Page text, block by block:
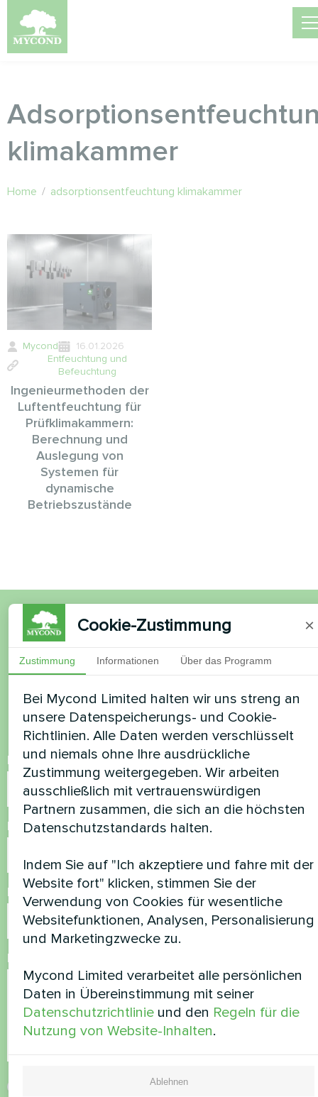
klimakammer
Home / adsorptionsentfeuchtung klimakammer
Mycond
16.01.2026
Entfeuchtung und
Befeuchtung
Ingenieurmethoden der
Luftentfeuchtung für
Prüfklimakammern:
Berechnung und
Auslegung von
Systemen für
dynamische
Betriebszustände
Möchten Sie kaufen oder
haben Sie Fragen?
Kontaktieren Sie uns und wir werden Ihnen
helfen
Name
Rufnummer
E-Mail
Kommentar
Datenschutzbestimmungen
Cookie-Zustimmung ×
Zustimmung Informationen Über das Programm
Bei Mycond Limited halten wir uns streng an
unsere Datenspeicherungs- und Cookie-
Richtlinien. Alle Daten werden verschlüsselt
und niemals ohne Ihre ausdrückliche
Zustimmung weitergegeben. Wir arbeiten
ausschließlich mit vertrauenswürdigen
Partnern zusammen, die sich an die höchsten
Datenschutzstandards halten.
Indem Sie auf "Ich akzeptiere und fahre mit der
Website fort" klicken, stimmen Sie der
Verwendung von Cookies für wesentliche
Websitefunktionen, Analysen, Personalisierung
und Marketingzwecke zu.
Mycond Limited verarbeitet alle persönlichen
Daten in Übereinstimmung mit seiner
Datenschutzrichtlinieund den Regeln für die
Nutzung von Website-Inhalten.
Ablehnen